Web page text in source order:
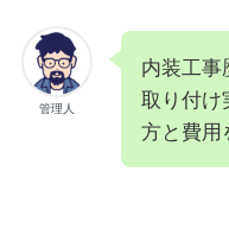
管理人
内装工
取り付け
方と費用